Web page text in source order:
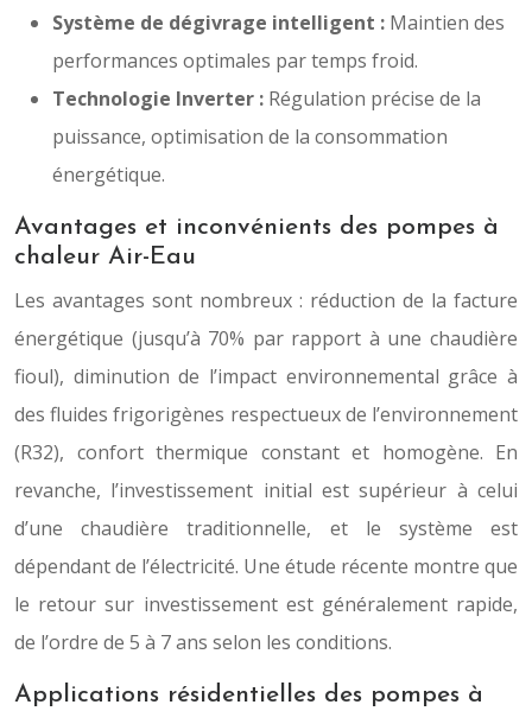
Système de dégivrage intelligent : Maintien des
performances optimales par temps froid.
Technologie Inverter : Régulation précise de la
puissance, optimisation de la consommation
énergétique.
Avantages et inconvénients des pompes à
chaleur Air-Eau
Les avantages sont nombreux : réduction de la facture
énergétique (jusqu’à 70% par rapport à une chaudière
fioul), diminution de l’impact environnemental grâce à
des fluides frigorigènes respectueux de l’environnement
(R32), confort thermique constant et homogène. En
revanche, l’investissement initial est supérieur à celui
d’une chaudière traditionnelle, et le système est
dépendant de l’électricité. Une étude récente montre que
le retour sur investissement est généralement rapide,
de l’ordre de 5 à 7 ans selon les conditions.
Applications résidentielles des pompes à